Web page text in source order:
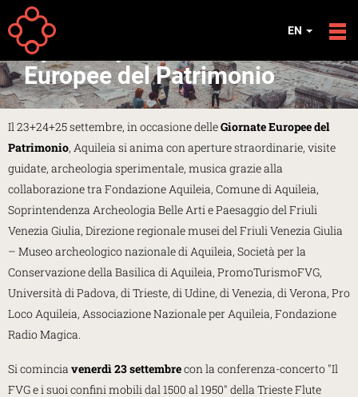
Skip to main content
EN
EVENTS
Open Day e Giornate
Europee del Patrimonio
Il 23+24+25 settembre, in occasione delleGiornate Europee del
Patrimonio, Aquileia si anima con aperture straordinarie, visite
guidate, archeologia sperimentale, musica grazie alla
collaborazione tra Fondazione Aquileia, Comune di Aquileia,
Soprintendenza Archeologia Belle Arti e Paesaggio del Friuli
Venezia Giulia, Direzione regionale musei del Friuli Venezia Giulia
– Museo archeologico nazionale di Aquileia, Società per la
Conservazione della Basilica di Aquileia, PromoTurismoFVG,
Università di Padova, di Trieste, di Udine, di Venezia, di Verona, Pro
Loco Aquileia, Associazione Nazionale per Aquileia, Fondazione
Radio Magica.
Si comincia venerdì 23 settembrecon la conferenza-concerto "Il
FVG e i suoi confini mobili dal 1500 al 1950" della Trieste Flute